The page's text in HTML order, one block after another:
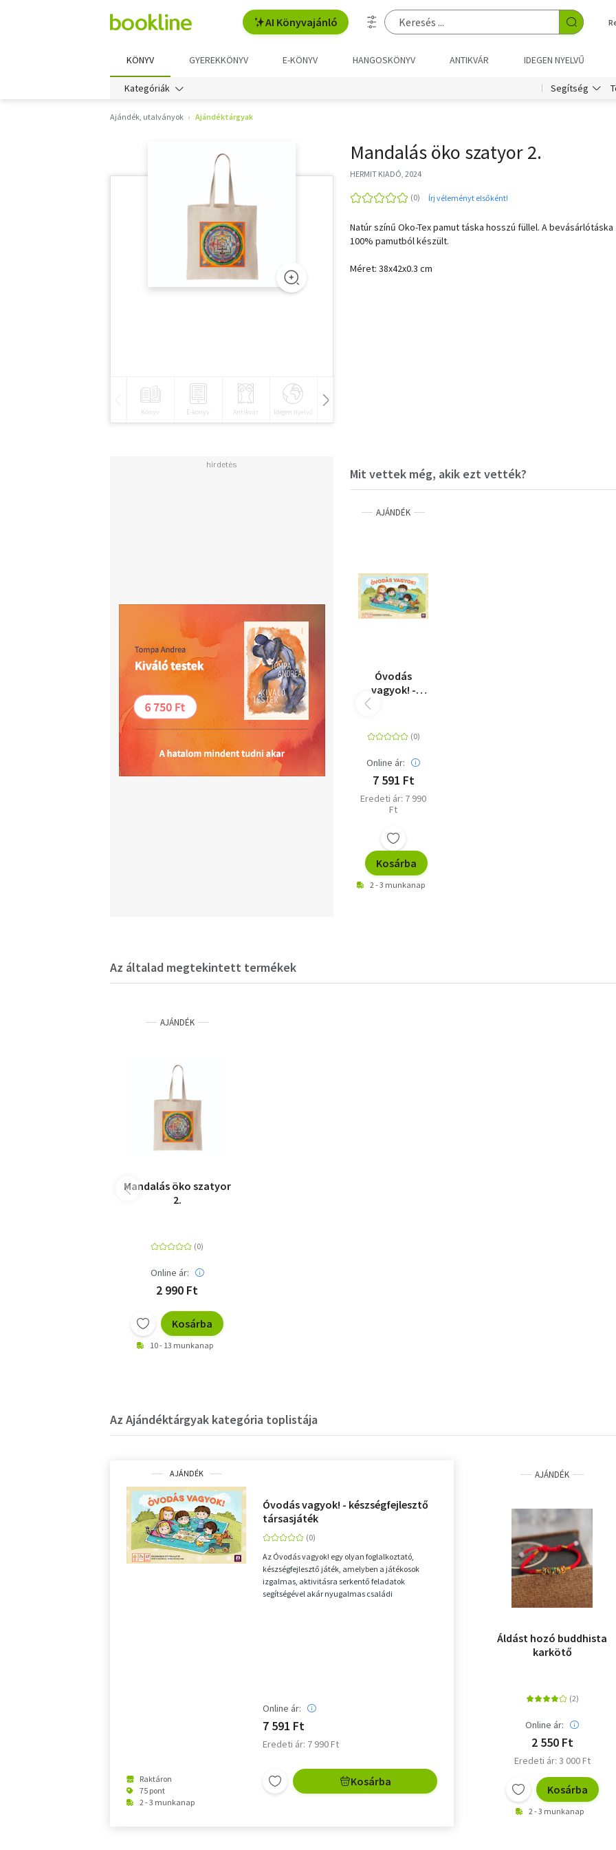
AI Könyvajánló
KÖNYV GYEREKKÖNYV E-KÖNYV HANGOSKÖNYV ANTIKVÁR IDEGEN NYELVŰ
Kategóriák Segítség
Ajándék, utalványok Ajándéktárgyak
Könyv E-könyv Antikvár Idegen nyelvű
Mandalás öko szatyor 2.
HERMIT KIADÓ, 2024
Írj véleményt elsőként!
Natúr színű Oko-Tex pamut táska hosszú füllel. A bevásárlótáska
100% pamutból készült.
Méret: 38x42x0.3 cm
Mit vettek még, akik ezt vették?
AJÁNDÉK
Óvodás
vagyok! -
készségfejlesztő
Online ár:
7 591 Ft
Eredeti ár: 7 990
Ft
Kosárba
2 - 3 munkanap
Az általad megtekintett termékek
AJÁNDÉK
Mandalás öko szatyor
2.
Online ár:
2 990 Ft
Kosárba
10 - 13 munkanap
Az Ajándéktárgyak kategória toplistája
AJÁNDÉK
Raktáron
75 pont
2 - 3 munkanap
Óvodás vagyok! - készségfejlesztő
társasjáték
Az Óvodás vagyok! egy olyan foglalkoztató,
készségfejlesztő játék, amelyben a játékosok
izgalmas, aktivitásra serkentő feladatok
segítségével akár nyugalmas családi
Online ár:
7 591 Ft
Eredeti ár: 7 990 Ft
Kosárba
AJÁNDÉK
Áldást hozó buddhista
karkötő
Online ár:
2 550 Ft
Eredeti ár: 3 000 Ft
Kosárba
2 - 3 munkanap